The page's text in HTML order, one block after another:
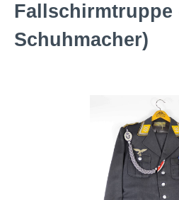
Fallschirmtruppe
Schuhmacher)